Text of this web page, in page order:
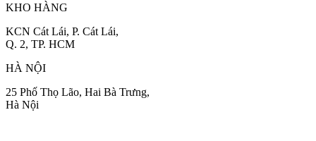
KHO HÀNG
KCN Cát Lái, P. Cát Lái,
Q. 2, TP. HCM
HÀ NỘI
25 Phố Thọ Lão, Hai Bà Trưng,
Hà Nội